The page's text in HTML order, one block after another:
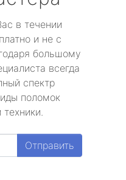
в течении
и не с
большому
всегда
спектр
поломок
Отправить